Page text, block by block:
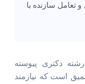
و تعامل سازنده با
دکتری پیوسته
است که نیازمند